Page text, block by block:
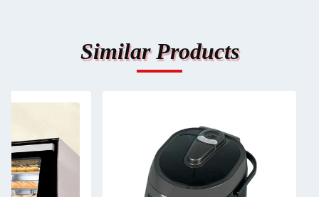
Similar Products